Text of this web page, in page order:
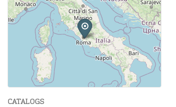
−
Leaflet | Maps and Data ©OpenStreetMap
CATALOGS